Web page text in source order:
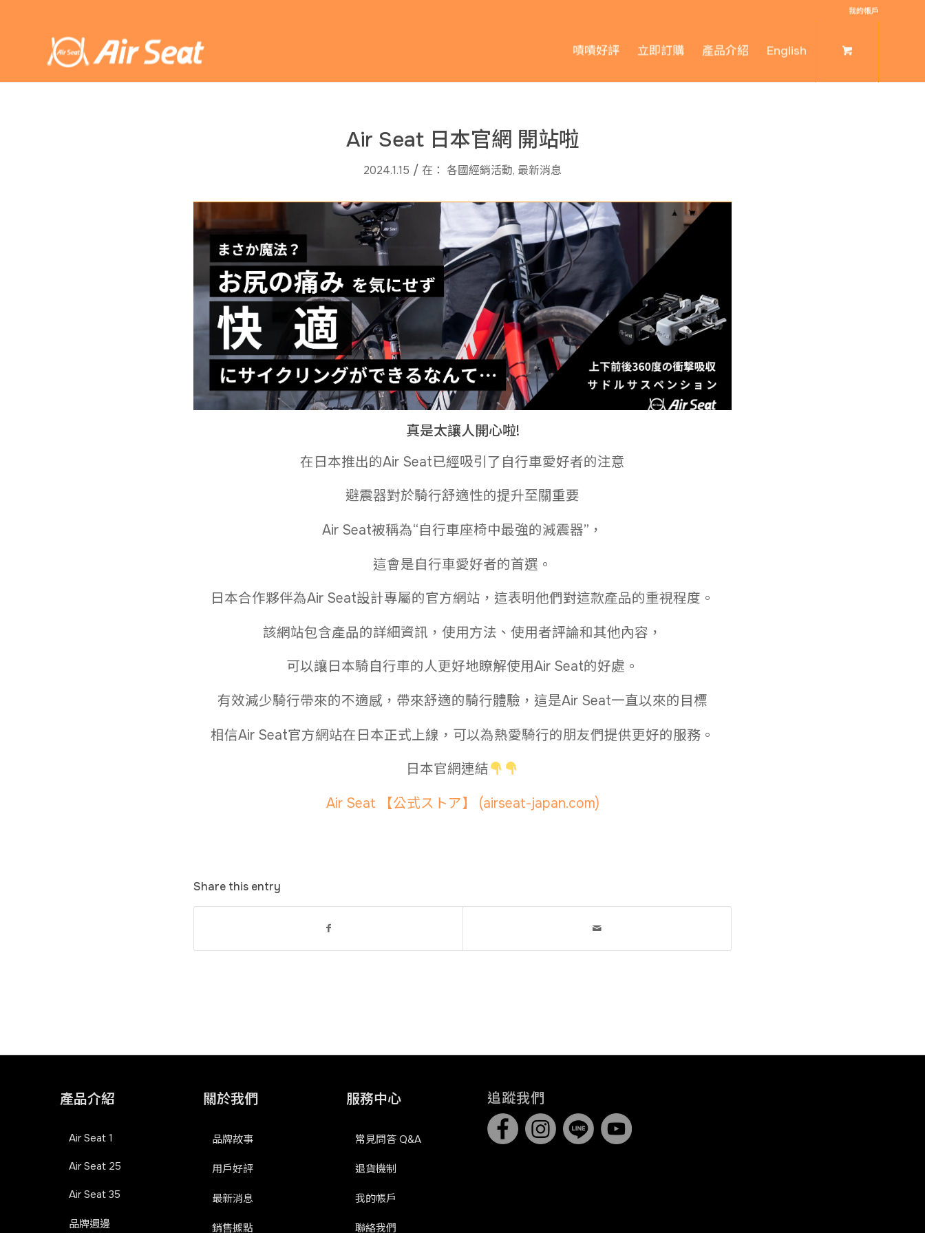
我的帳戶
嘖嘖好評 立即訂購 產品介紹 English
Air Seat 日本官網 開站啦
2024.1.15 / 在： 各國經銷活動, 最新消息
真是太讓人開心啦!
在日本推出的Air Seat已經吸引了自行車愛好者的注意
避震器對於騎行舒適性的提升至關重要
Air Seat被稱為“自行車座椅中最強的減震器”，
這會是自行車愛好者的首選。
日本合作夥伴為Air Seat設計專屬的官方網站，這表明他們對這款產品的重視程度。
該網站包含產品的詳細資訊，使用方法、使用者評論和其他內容，
可以讓日本騎自行車的人更好地瞭解使用Air Seat的好處。
有效減少騎行帶來的不適感，帶來舒適的騎行體驗，這是Air Seat一直以來的目標
相信Air Seat官方網站在日本正式上線，可以為熱愛騎行的朋友們提供更好的服務。
日本官網連結
Air Seat 【公式ストア】 (airseat-japan.com)
Share this entry
產品介紹
Air Seat 1
Air Seat 25
Air Seat 35
品牌週邊
關於我們
品牌故事
用戶好評
最新消息
銷售據點
服務中心
常見問答 Q&A
退貨機制
我的帳戶
聯絡我們
追蹤我們